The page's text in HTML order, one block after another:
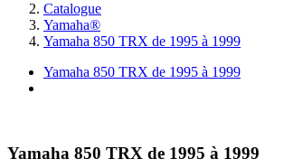
Catalogue
Yamaha®
Yamaha 850 TRX de 1995 à 1999
Yamaha 850 TRX de 1995 à 1999
Yamaha 850 TRX de 1995 à 1999